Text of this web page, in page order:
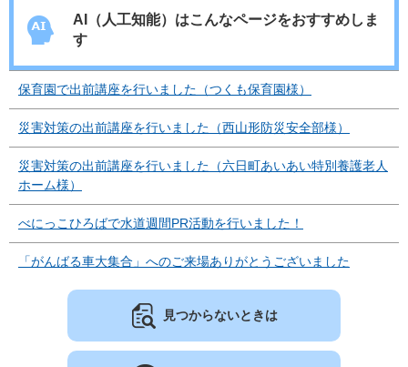
AI（人工知能）はこんなページをおすすめしま
す
保育園で出前講座を行いました（つくも保育園様）
災害対策の出前講座を行いました（西山形防災安全部様）
災害対策の出前講座を行いました（六日町あいあい特別養護老人
ホーム様）
べにっこひろばで水道週間PR活動を行いました！
「がんばる車大集合」へのご来場ありがとうございました
見つからないときは